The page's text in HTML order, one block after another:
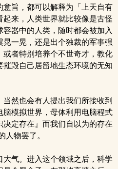
旨，都可以解释为「上天自有
来，人类世界就比较像是古怪
器中的人类，随时都会被加入
一晃，还是出个独裁的军事强
或者特别培养个不世奇才，教化
毁自己居留地生态环境的无知
然也会有人提出我们所接收到
模拟世界，母体利用电脑程式
定存在』而我们自以为的存在
人物罢了。
气。进入这个领域之后，科学